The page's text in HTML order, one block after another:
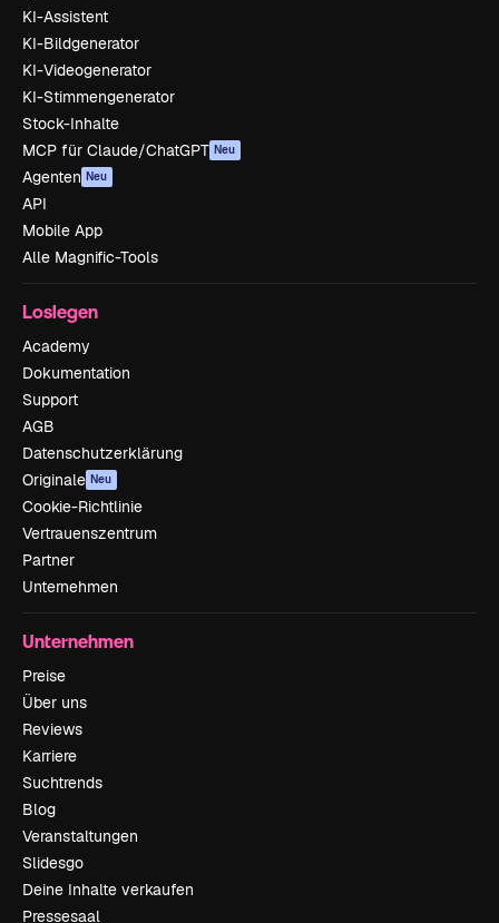
KI-Assistent
KI-Bildgenerator
KI-Videogenerator
KI-Stimmengenerator
Stock-Inhalte
MCP für Claude/ChatGPT Neu
Agenten Neu
API
Mobile App
Alle Magnific-Tools
Loslegen
Academy
Dokumentation
Support
AGB
Datenschutzerklärung
Originale Neu
Cookie-Richtlinie
Vertrauenszentrum
Partner
Unternehmen
Unternehmen
Preise
Über uns
Reviews
Karriere
Suchtrends
Blog
Veranstaltungen
Slidesgo
Deine Inhalte verkaufen
Pressesaal